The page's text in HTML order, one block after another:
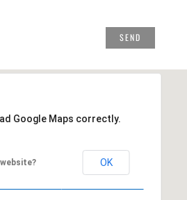
Google Maps correctly.
OK